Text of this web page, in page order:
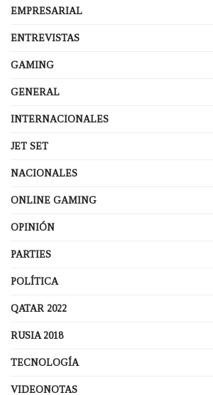
EMPRESARIAL
ENTREVISTAS
GAMING
GENERAL
INTERNACIONALES
JET SET
NACIONALES
ONLINE GAMING
OPINIÓN
PARTIES
POLÍTICA
QATAR 2022
RUSIA 2018
TECNOLOGÍA
VIDEONOTAS